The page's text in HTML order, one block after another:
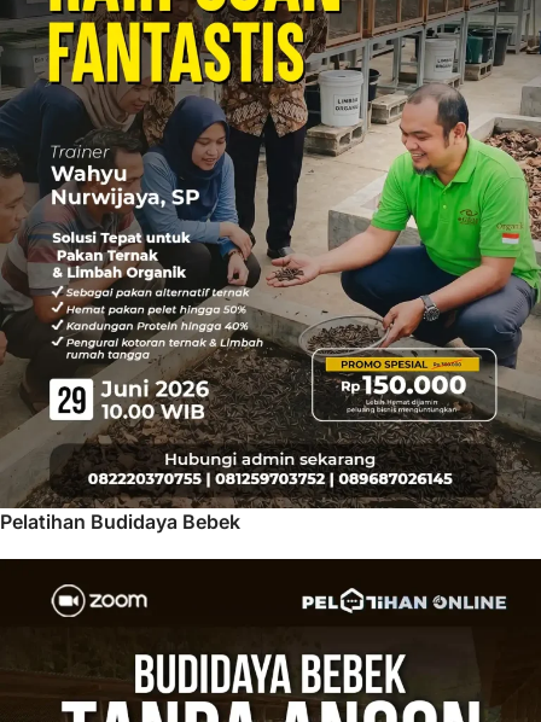
Pelatihan Budidaya Bebek